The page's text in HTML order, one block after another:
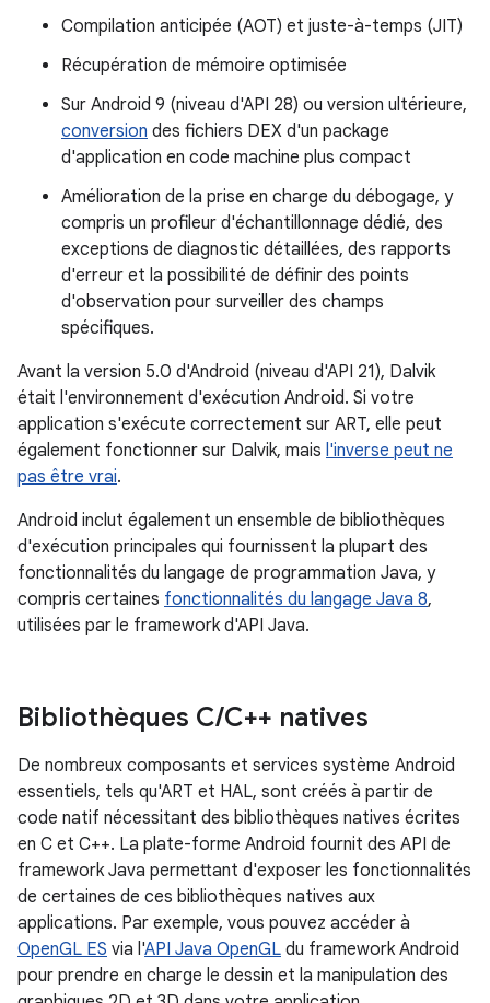
Compilation anticipée (AOT) et juste-à-temps (JIT)
Récupération de mémoire optimisée
Sur Android 9 (niveau d'API 28) ou version ultérieure,
conversion des fichiers DEX d'un package
d'application en code machine plus compact
Amélioration de la prise en charge du débogage, y
compris un profileur d'échantillonnage dédié, des
exceptions de diagnostic détaillées, des rapports
d'erreur et la possibilité de définir des points
d'observation pour surveiller des champs
spécifiques.
Avant la version 5.0 d'Android (niveau d'API 21), Dalvik
était l'environnement d'exécution Android. Si votre
application s'exécute correctement sur ART, elle peut
également fonctionner sur Dalvik, mais l'inverse peut ne
pas être vrai.
Android inclut également un ensemble de bibliothèques
d'exécution principales qui fournissent la plupart des
fonctionnalités du langage de programmation Java, y
compris certaines fonctionnalités du langage Java 8,
utilisées par le framework d'API Java.
Bibliothèques C/C++ natives
De nombreux composants et services système Android
essentiels, tels qu'ART et HAL, sont créés à partir de
code natif nécessitant des bibliothèques natives écrites
en C et C++. La plate-forme Android fournit des API de
framework Java permettant d'exposer les fonctionnalités
de certaines de ces bibliothèques natives aux
applications. Par exemple, vous pouvez accéder à
OpenGL ES via l'API Java OpenGL du framework Android
pour prendre en charge le dessin et la manipulation des